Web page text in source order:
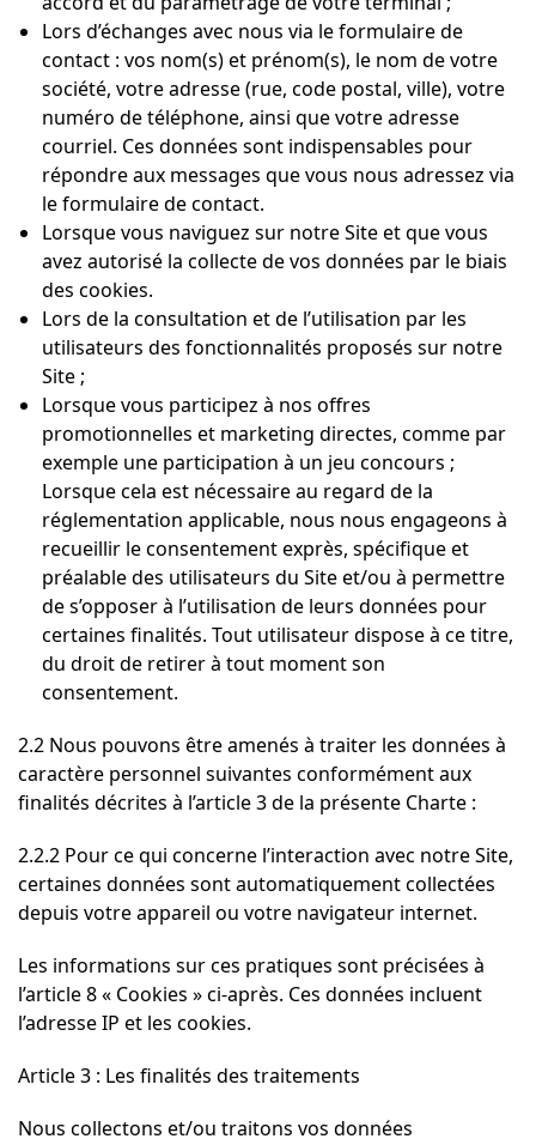
Lors d’échanges avec nous via le formulaire de
contact : vos nom(s) et prénom(s), le nom de votre
société, votre adresse (rue, code postal, ville), votre
numéro de téléphone, ainsi que votre adresse
courriel. Ces données sont indispensables pour
répondre aux messages que vous nous adressez via
le formulaire de contact.
Lorsque vous naviguez sur notre Site et que vous
avez autorisé la collecte de vos données par le biais
des cookies.
Lors de la consultation et de l’utilisation par les
utilisateurs des fonctionnalités proposés sur notre
Site ;
Lorsque vous participez à nos offres
promotionnelles et marketing directes, comme par
exemple une participation à un jeu concours ;
Lorsque cela est nécessaire au regard de la
réglementation applicable, nous nous engageons à
recueillir le consentement exprès, spécifique et
préalable des utilisateurs du Site et/ou à permettre
de s’opposer à l’utilisation de leurs données pour
certaines finalités. Tout utilisateur dispose à ce titre,
du droit de retirer à tout moment son
consentement.
2.2 Nous pouvons être amenés à traiter les données à
caractère personnel suivantes conformément aux
finalités décrites à l’article 3 de la présente Charte :
2.2.2 Pour ce qui concerne l’interaction avec notre Site,
certaines données sont automatiquement collectées
depuis votre appareil ou votre navigateur internet.
Les informations sur ces pratiques sont précisées à
l’article 8 « Cookies » ci-après. Ces données incluent
l’adresse IP et les cookies.
Article 3 : Les finalités des traitements
Nous collectons et/ou traitons vos données